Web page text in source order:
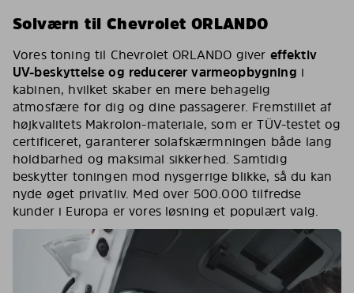
Solværn til Chevrolet ORLANDO
Vores toning til Chevrolet ORLANDO giver effektiv
UV-beskyttelse og reducerer varmeopbygning i
kabinen, hvilket skaber en mere behagelig
atmosfære for dig og dine passagerer. Fremstillet af
højkvalitets Makrolon-materiale, som er TÜV-testet og
certificeret, garanterer solafskærmningen både lang
holdbarhed og maksimal sikkerhed. Samtidig
beskytter toningen mod nysgerrige blikke, så du kan
nyde øget privatliv. Med over 500.000 tilfredse
kunder i Europa er vores løsning et populært valg.